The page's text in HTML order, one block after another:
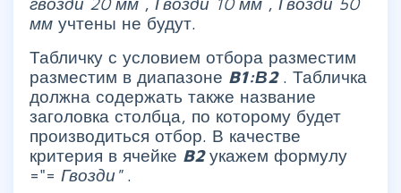
мм учтены не будут.
Табличку с условием отбора разместим
разместим в диапазоне B1:В2
. Табличка
должна содержать также название
заголовка столбца, по которому будет
производиться отбор. В качестве
критерия в ячейке B2укажем формулу
="= Гвозди"